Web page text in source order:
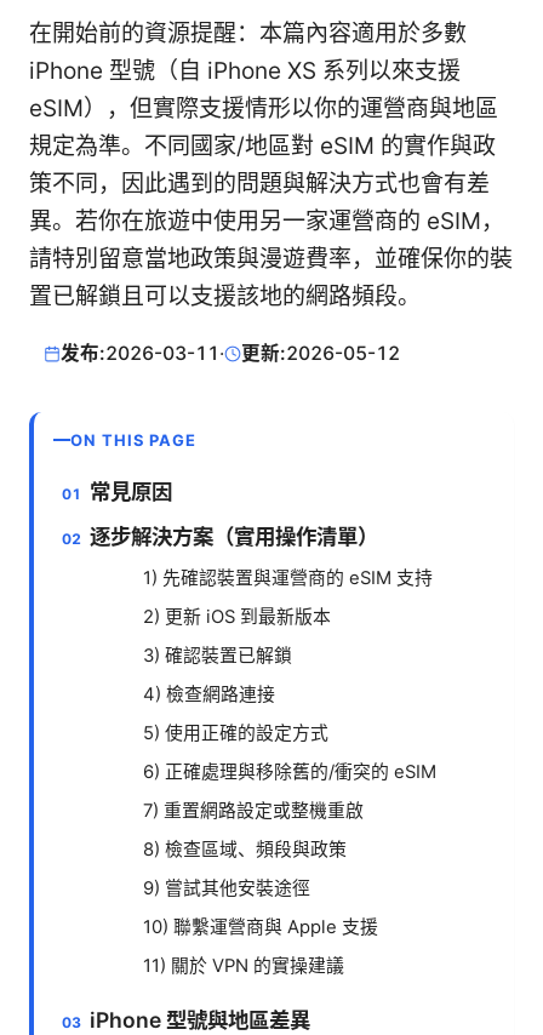
在開始前的資源提醒：本篇內容適用於多數
iPhone 型號（自 iPhone XS 系列以來支援
eSIM），但實際支援情形以你的運營商與地區
規定為準。不同國家/地區對 eSIM 的實作與政
策不同，因此遇到的問題與解決方式也會有差
異。若你在旅遊中使用另一家運營商的 eSIM，
請特別留意當地政策與漫遊費率，並確保你的裝
置已解鎖且可以支援該地的網路頻段。
发布:2026-03-11 · 更新:2026-05-12
ON THIS PAGE
常見原因
逐步解決方案（實用操作清單）
1) 先確認裝置與運營商的 eSIM 支持
2) 更新 iOS 到最新版本
3) 確認裝置已解鎖
4) 檢查網路連接
5) 使用正確的設定方式
6) 正確處理與移除舊的/衝突的 eSIM
7) 重置網路設定或整機重啟
8) 檢查區域、頻段與政策
9) 嘗試其他安裝途徑
10) 聯繫運營商與 Apple 支援
11) 關於 VPN 的實操建議
iPhone 型號與地區差異